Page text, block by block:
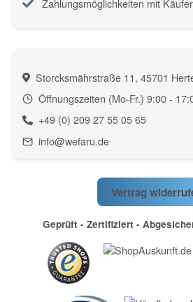
Storcksmährstraße 11, 45701
Öffnungszeiten (Mo-Fr.) 9:00 -
+49 (0) 209 27 55 05 65
info@wefaru.de
Zahlungsmöglichkeiten mit
Vertrag
Geprüft - Zertifiziert -